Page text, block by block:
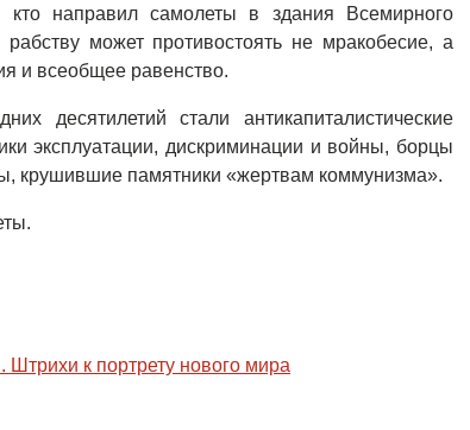
кто направил самолеты в здания Всемирного
рабству может противостоять не мракобесие, а
и всеобщее равенство.
десятилетий стали антикапиталистические
эксплуатации, дискриминации и войны, борцы
крушившие памятники «жертвам коммунизма».
Штрихи к портрету нового мира